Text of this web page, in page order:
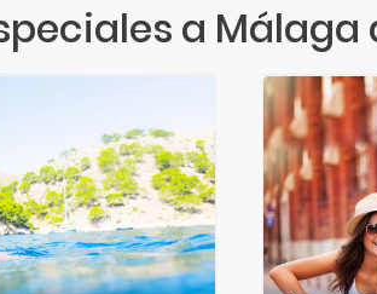
a Málaga